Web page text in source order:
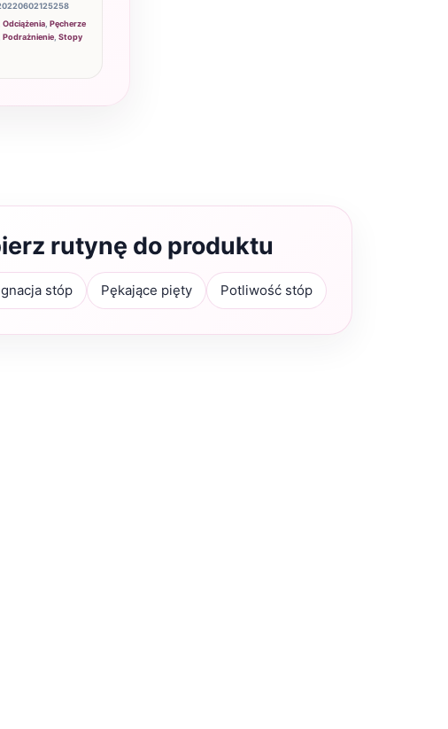
Odciążenia, Pęcherze
Podrażnienie, Stopy
rutynę do produktu
stóp Pękające pięty Potliwość stóp